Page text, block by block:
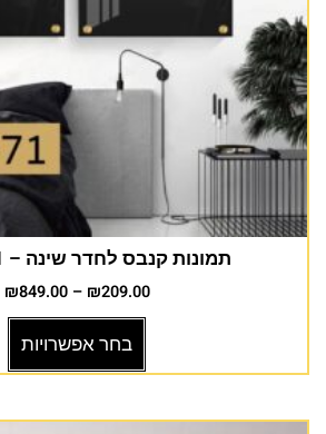
תמונות קנבס לחדר שינה – f-70-71-1
₪209.00
–
₪849.00
בחר אפשרויות